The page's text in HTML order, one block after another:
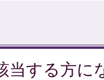
当する方に